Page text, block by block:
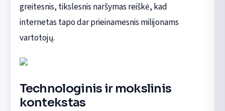
greitesnis, tikslesnis naršymas reiškė, kad
internetas tapo dar prieinamesnis milijonams
vartotojų.
Technologinis ir mokslinis
kontekstas